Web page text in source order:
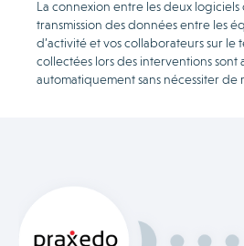
La connexion entre les deux
transmission des données entre les
d’activité et vos collaborateurs sur le
collectées lors des interventions sont
automatiquement sans nécessiter de